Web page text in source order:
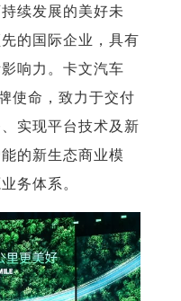
续发展的美好未
的国际企业，具有
响力。卡文汽车
使命，致力于交付
实现平台技术及新
的新生态商业模
务体系。